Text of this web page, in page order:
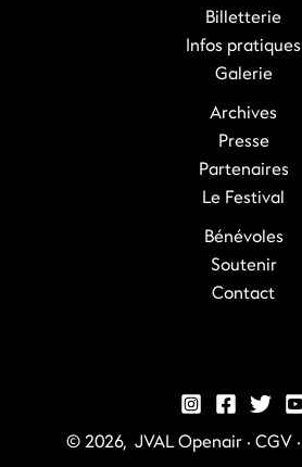
Billetterie
Infos pratiques
Galerie
Archives
Presse
Partenaires
Le Festival
Bénévoles
Soutenir
Contact
© 2026, JVAL Openair · CGV·